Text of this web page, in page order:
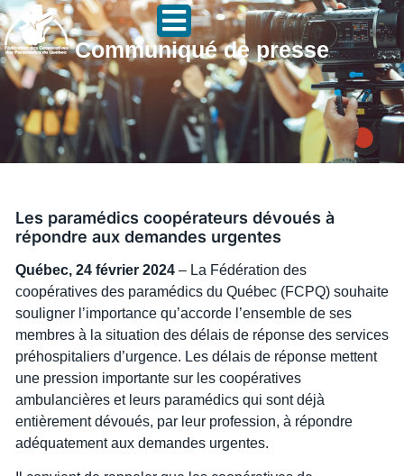
Communiqué de presse
Les paramédics coopérateurs dévoués à
répondre aux demandes urgentes
Québec, 24 février 2024 – La Fédération des
coopératives des paramédics du Québec (FCPQ) souhaite
souligner l’importance qu’accorde l’ensemble de ses
membres à la situation des délais de réponse des services
préhospitaliers d’urgence. Les délais de réponse mettent
une pression importante sur les coopératives
ambulancières et leurs paramédics qui sont déjà
entièrement dévoués, par leur profession, à répondre
adéquatement aux demandes urgentes.